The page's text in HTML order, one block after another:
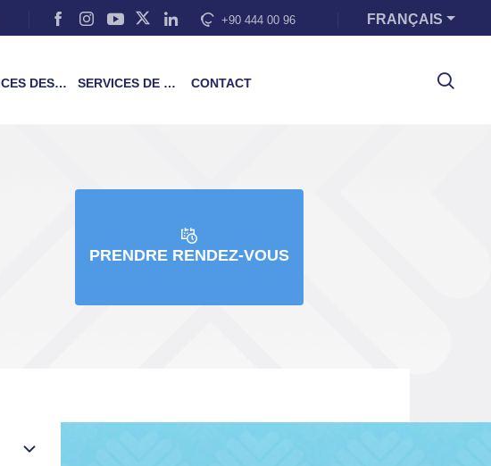
+90 444 00 96 FRANÇAIS
PATIENTS SERVICES DE FORMATION CONTACT
PRENDRE RENDEZ-VOUS